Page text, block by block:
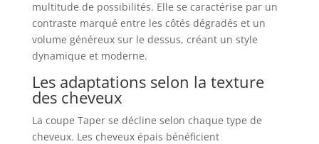
multitude de possibilités. Elle se caractérise par un
contraste marqué entre les côtés dégradés et un
volume généreux sur le dessus, créant un style
dynamique et moderne.
Les adaptations selon la texture
des cheveux
La coupe Taper se décline selon chaque type de
cheveux. Les cheveux épais bénéficient